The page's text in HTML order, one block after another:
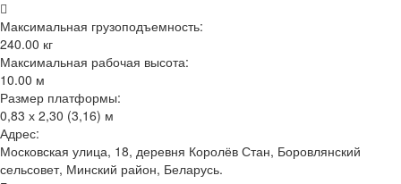
Максимальная грузоподъемность:
240.00 кг
Максимальная рабочая высота:
10.00 м
Размер платформы:
0,83 х 2,30 (3,16) м
Адрес:
Московская улица, 18, деревня Королёв Стан, Боровлянский
сельсовет, Минский район, Беларусь.